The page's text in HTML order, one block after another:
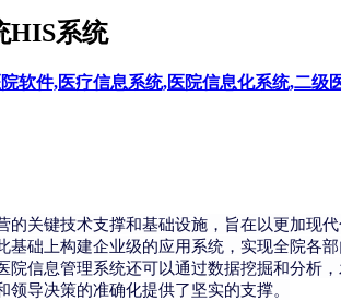
HIS系统
软件,医疗信息系统,医院信息化系统,二级
的关键技术支撑和基础设施，旨在以更加现
基础上构建企业级的应用系统，实现全院各
院信息管理系统还可以通过数据挖掘和分析
导决策的准确化提供了坚实的支撑。